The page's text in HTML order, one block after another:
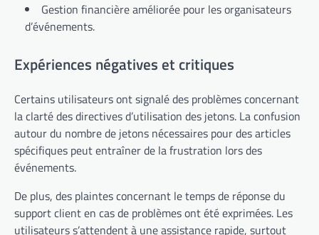
Gestion financière améliorée pour les organisateurs
d’événements.
Expériences négatives et critiques
Certains utilisateurs ont signalé des problèmes concernant
la clarté des directives d’utilisation des jetons. La confusion
autour du nombre de jetons nécessaires pour des articles
spécifiques peut entraîner de la frustration lors des
événements.
De plus, des plaintes concernant le temps de réponse du
support client en cas de problèmes ont été exprimées. Les
utilisateurs s’attendent à une assistance rapide, surtout